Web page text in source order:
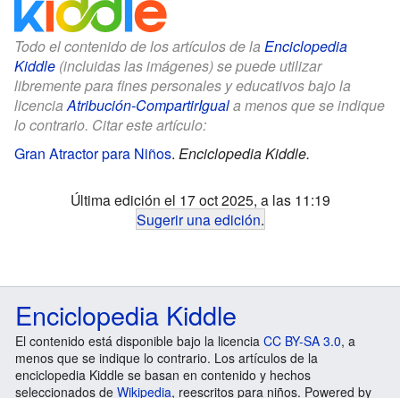
Todo el contenido de los artículos de la Enciclopedia
Kiddle (incluidas las imágenes) se puede utilizar
libremente para fines personales y educativos bajo la
licenciaAtribución-CompartirIguala menos que se indique
lo contrario. Citar este artículo:
Gran Atractor para Niños. Enciclopedia Kiddle.
Última edición el 17 oct 2025, a las 11:19
Sugerir una edición.
Enciclopedia Kiddle
El contenido está disponible bajo la licencia CC BY-SA 3.0, a
menos que se indique lo contrario. Los artículos de la
enciclopedia Kiddle se basan en contenido y hechos
seleccionados de Wikipedia, reescritos para niños. Powered by